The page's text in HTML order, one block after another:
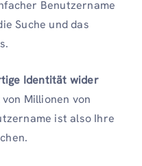
Benutzername
Suche und das
Identität wider
Millionen von
ist also Ihre